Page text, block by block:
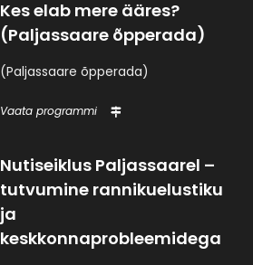
Kes elab mere ääres?
(Paljassaare õpperada)
(Paljassaare õpperada)
Vaata programmi
Nutiseiklus Paljassaarel –
tutvumine rannikuelustiku
ja
keskkonnaprobleemidega